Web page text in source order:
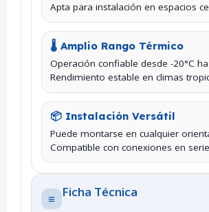
Apta para instalación en espacios
🌡️ Amplio Rango Térmico
Operación confiable desde -20°C
Rendimiento estable en climas
📦 Instalación Versátil
Puede montarse en cualquier
Compatible con conexiones en
≡ Ficha Técnica